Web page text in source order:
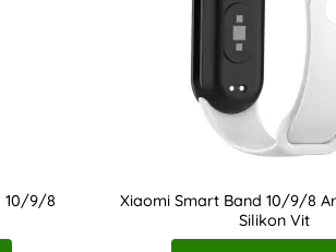
10/9/8
Xiaomi Smart Band 10/9/8
Silikon Vit
Art. nr 219531